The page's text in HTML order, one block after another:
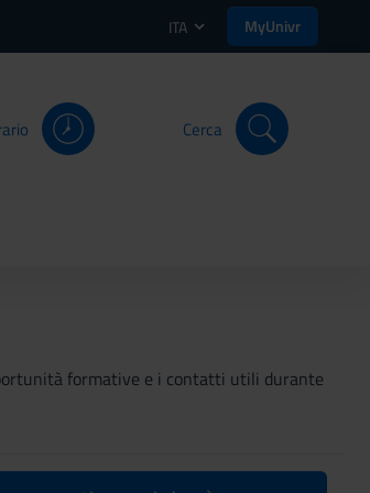
ITA MyUnivr
Cerca
formative e i contatti utili durante